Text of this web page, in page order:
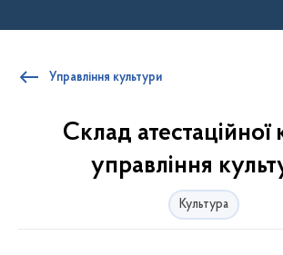
Управління культури
Склад атестаційної
управління
Культура